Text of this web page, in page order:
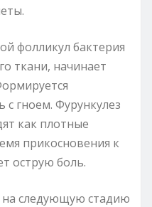
фолликул бактерия
ткани, начинает
гноем. Фурункулез
как плотные
прикосновения к
острую боль.
на следующую стадию